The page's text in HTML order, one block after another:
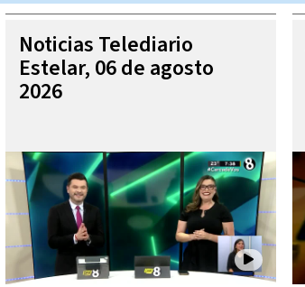
Noticias Telediario
Estelar, 06 de agosto
2026